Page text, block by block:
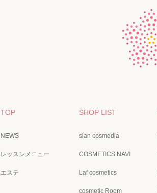
TOP
NEWS
レッスンメニュー
エステ
SHOP LIST
sian cosmedia
COSMETICS NAVI
Laf cosmetics
cosmetic Room